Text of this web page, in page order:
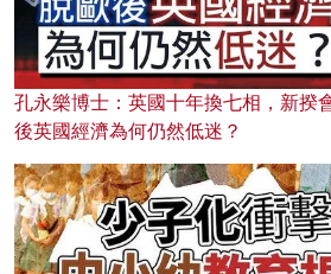
孔永樂博士：英國十年換七相，新揆
後英國經濟為何仍然低迷？